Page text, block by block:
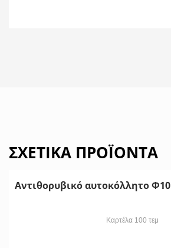
ΣΧΕΤΙΚΆ ΠΡΟΪΌΝΤΑ
Αντιθορυβικό αυτοκόλλητο Φ10
Καρτέλα 100 τεμ